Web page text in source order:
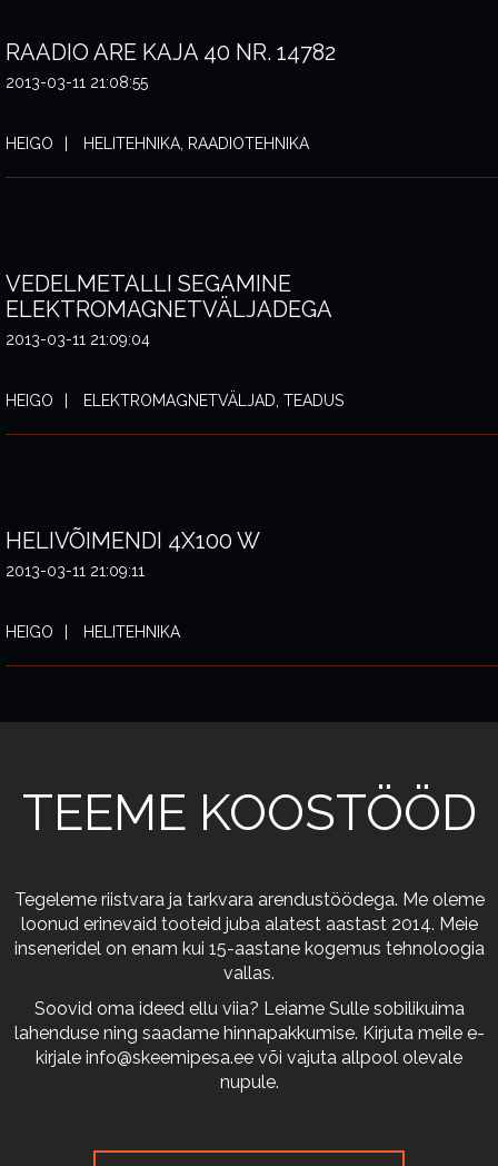
RAADIO ARE KAJA 40 NR. 14782
2013-03-11 21:08:55
HEIGO HELITEHNIKA, RAADIOTEHNIKA
VEDELMETALLI SEGAMINE
ELEKTROMAGNETVÄLJADEGA
2013-03-11 21:09:04
HEIGO ELEKTROMAGNETVÄLJAD, TEADUS
HELIVÕIMENDI 4X100 W
2013-03-11 21:09:11
HEIGO HELITEHNIKA
TEEME KOOSTÖÖD
Tegeleme riistvara ja tarkvara arendustöödega. Me oleme
loonud erinevaid tooteid juba alatest aastast 2014. Meie
inseneridel on enam kui 15-aastane kogemus tehnoloogia
vallas.
Soovid oma ideed ellu viia? Leiame Sulle sobilikuima
lahenduse ning saadame hinnapakkumise. Kirjuta meile e-
kirjale info@skeemipesa.ee või vajuta allpool olevale
nupule.